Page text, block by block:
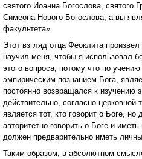
святого Иоанна Богослова, святого
Симеона Нового Богослова, а вы
факультета».
Этот взгляд отца Феоклита
научил меня, чтобы я использовал
этого вопроса, потому что по
эмпирическим познанием Бога,
постоянно возвращался к изучению
действительно, согласно церковной
является тот, кто говорит о Боге, но
авторитетно говорить о Боге и
должен предварительно иметь
Таким образом, в абсолютном